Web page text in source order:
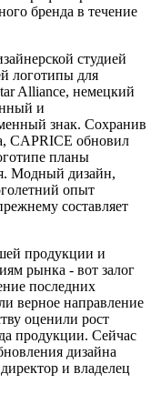
бренда в течение
студией
логотипы для
Alliance, немецкий
и
знак. Сохранив
CAPRICE обновил
планы
Модный дизайн,
опыт
составляет
продукции и
рынка - вот залог
последних
верное направление
оценили рост
продукции. Сейчас
дизайна
и владелец